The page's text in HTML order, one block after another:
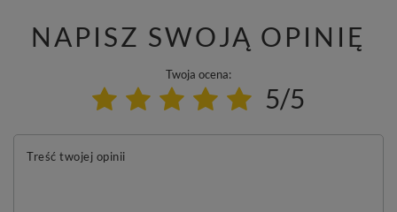
NAPISZ SWOJĄ OPINIĘ
Twoja ocena:
5/5
Treść twojej opinii